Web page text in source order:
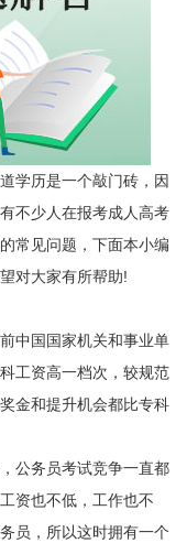
学历是一个敲门砖，因
不少人在报考成人高考
常见问题，下面本小编
对大家有所帮助!
中国国家机关和事业单
工资高一档次，较规范
金和提升机会都比专科
公务员考试竞争一直都
资也不低，工作也不
员，所以这时拥有一个